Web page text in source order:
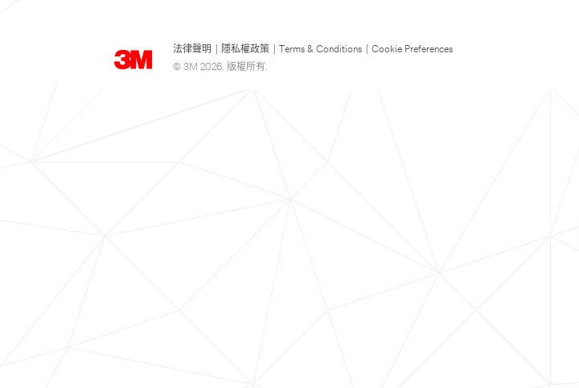
法律聲明 隱私權政策 Terms & Conditions
Cookie Preferences
© 3M 2026. 版權所有.